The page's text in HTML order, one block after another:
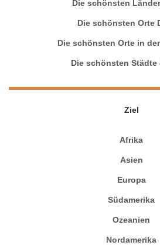
Die schönsten
Die schönsten Orte
Die schönsten Orte in
Die schönsten Städte
Ziel
Afrika
Asien
Europa
Südamerika
Ozeanien
Nordamerika